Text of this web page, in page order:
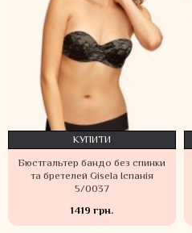
Бюстгальтер бандо без спинки
та бретелей Gisela Іспанія
5/0037
1419 грн.
КУПИТИ